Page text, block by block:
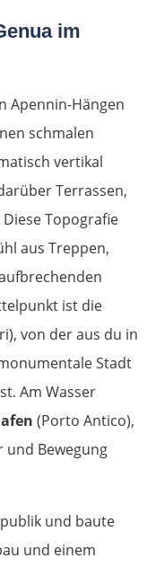
im
Apennin-Hängen
schmalen
vertikal
Terrassen,
Topografie
aus Treppen,
ist die
von der aus du in
Stadt
Am Wasser
(Porto Antico),
und Bewegung
und baute
und einem